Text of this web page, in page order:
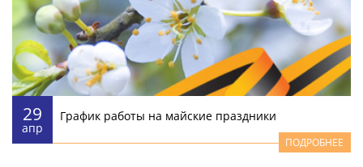
29
апр
График работы на майские праздники
ПОДРОБНЕЕ